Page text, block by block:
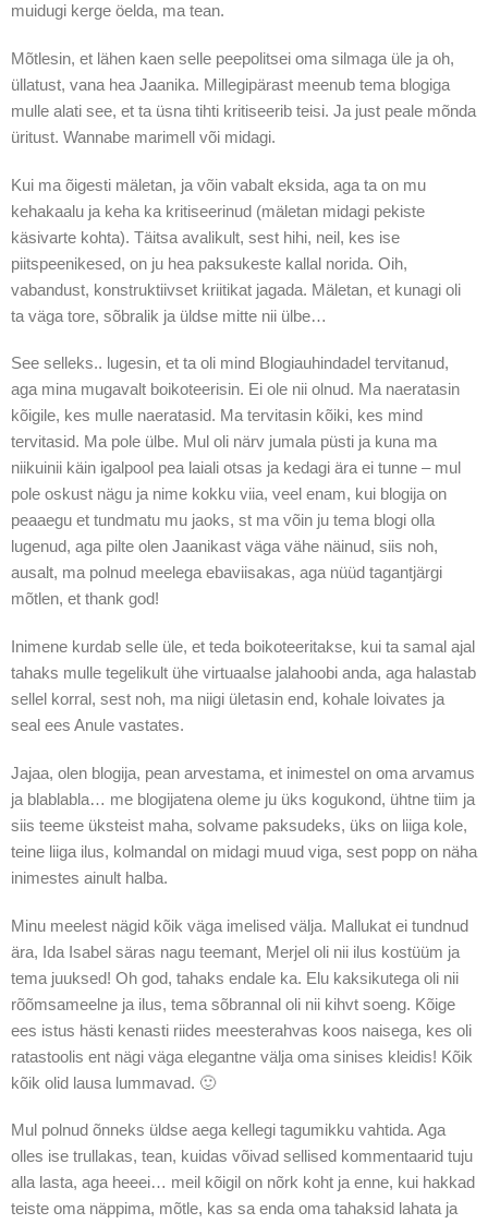
muidugi kerge öelda, ma tean.
Mõtlesin, et lähen kaen selle peepolitsei oma silmaga üle ja oh,
üllatust, vana hea Jaanika. Millegipärast meenub tema blogiga
mulle alati see, et ta üsna tihti kritiseerib teisi. Ja just peale mõnda
üritust. Wannabe marimell või midagi.
Kui ma õigesti mäletan, ja võin vabalt eksida, aga ta on mu
kehakaalu ja keha ka kritiseerinud (mäletan midagi pekiste
käsivarte kohta). Täitsa avalikult, sest hihi, neil, kes ise
piitspeenikesed, on ju hea paksukeste kallal norida. Oih,
vabandust, konstruktiivset kriitikat jagada. Mäletan, et kunagi oli
ta väga tore, sõbralik ja üldse mitte nii ülbe…
See selleks.. lugesin, et ta oli mind Blogiauhindadel tervitanud,
aga mina mugavalt boikoteerisin. Ei ole nii olnud. Ma naeratasin
kõigile, kes mulle naeratasid. Ma tervitasin kõiki, kes mind
tervitasid. Ma pole ülbe. Mul oli närv jumala püsti ja kuna ma
niikuinii käin igalpool pea laiali otsas ja kedagi ära ei tunne – mul
pole oskust nägu ja nime kokku viia, veel enam, kui blogija on
peaaegu et tundmatu mu jaoks, st ma võin ju tema blogi olla
lugenud, aga pilte olen Jaanikast väga vähe näinud, siis noh,
ausalt, ma polnud meelega ebaviisakas, aga nüüd tagantjärgi
mõtlen, et thank god!
Inimene kurdab selle üle, et teda boikoteeritakse, kui ta samal ajal
tahaks mulle tegelikult ühe virtuaalse jalahoobi anda, aga halastab
sellel korral, sest noh, ma niigi ületasin end, kohale loivates ja
seal ees Anule vastates.
Jajaa, olen blogija, pean arvestama, et inimestel on oma arvamus
ja blablabla… me blogijatena oleme ju üks kogukond, ühtne tiim ja
siis teeme üksteist maha, solvame paksudeks, üks on liiga kole,
teine liiga ilus, kolmandal on midagi muud viga, sest popp on näha
inimestes ainult halba.
Minu meelest nägid kõik väga imelised välja. Mallukat ei tundnud
ära, Ida Isabel säras nagu teemant, Merjel oli nii ilus kostüüm ja
tema juuksed! Oh god, tahaks endale ka. Elu kaksikutega oli nii
rõõmsameelne ja ilus, tema sõbrannal oli nii kihvt soeng. Kõige
ees istus hästi kenasti riides meesterahvas koos naisega, kes oli
ratastoolis ent nägi väga elegantne välja oma sinises kleidis! Kõik
kõik olid lausa lummavad. 🙂
Mul polnud õnneks üldse aega kellegi tagumikku vahtida. Aga
olles ise trullakas, tean, kuidas võivad sellised kommentaarid tuju
alla lasta, aga heeei… meil kõigil on nõrk koht ja enne, kui hakkad
teiste oma näppima, mõtle, kas sa enda oma tahaksid lahata ja